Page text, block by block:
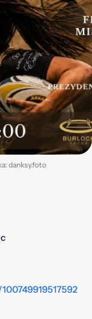
danksy.foto